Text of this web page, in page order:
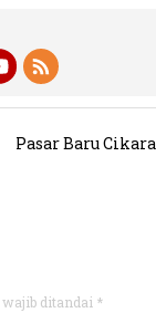
Pasar Baru
wajib ditandai *